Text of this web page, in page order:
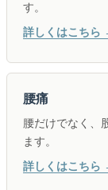
す。
詳しくはこちら
腰痛
腰だけでなく、
ます。
詳しくはこちら